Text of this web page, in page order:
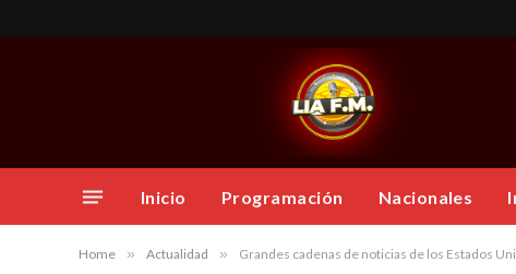
Inicio Programación Nacionales
Home » Actualidad » Grandes cadenas de noticias de los Estados